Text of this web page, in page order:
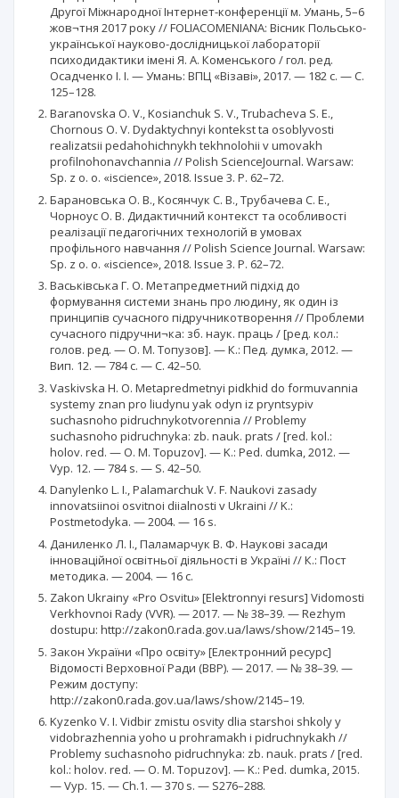
Другої Міжнародної Інтернет-конференції м. Умань, 5–6
жов¬тня 2017 року // FOLIACOMENIANA: Вісник Польсько-
української науково-дослідницької лабораторії
психодидактики імені Я. А. Коменського / гол. ред.
Осадченко І. І. — Умань: ВПЦ «Візаві», 2017. — 182 с. — С.
125–128.
Baranovska O. V., Kosianchuk S. V., Trubacheva S. E.,
Chornous O. V. Dydaktychnyi kontekst ta osoblyvosti
realizatsii pedahohichnykh tekhnolohii v umovakh
profilnohonavchannia // Polish ScienceJournal. Warsaw:
Sp. z o. o. «iscience», 2018. Issue 3. P. 62–72.
Барановська О. В., Косянчук С. В., Трубачева С. Е.,
Чорноус О. В. Дидактичний контекст та особливості
реалізації педагогічних технологій в умовах
профільного навчання // Polish Science Journal. Warsaw:
Sp. z o. o. «iscience», 2018. Issue 3. P. 62–72.
Васьківська Г. О. Метапредметний підхід до
формування системи знань про людину, як один із
принципів сучасного підручникотворення // Проблеми
сучасного підручни¬ка: зб. наук. праць / [ред. кол.:
голов. ред. — О. М. Топузов]. — К.: Пед. думка, 2012. —
Вип. 12. — 784 с. — С. 42–50.
Vaskivska H. O. Metapredmetnyi pidkhid do formuvannia
systemy znan pro liudynu yak odyn iz pryntsypiv
suchasnoho pidruchnykotvorennia // Problemy
suchasnoho pidruchnyka: zb. nauk. prats / [red. kol.:
holov. red. — O. M. Topuzov]. — K.: Ped. dumka, 2012. —
Vyp. 12. — 784 s. — S. 42–50.
Danylenko L. I., Palamarchuk V. F. Naukovi zasady
innovatsiinoi osvitnoi diialnosti v Ukraini // K.:
Postmetodyka. — 2004. — 16 s.
Даниленко Л. І., Паламарчук В. Ф. Наукові засади
інноваційної освітньої діяльності в Україні // К.: Пост
методика. — 2004. — 16 с.
Zakon Ukrainy «Pro Оsvitu» [Elektronnyi resurs] Vidomosti
Verkhovnoi Rady (VVR). — 2017. — № 38–39. — Rezhym
dostupu: http://zakon0.rada.gov.ua/laws/show/2145–19.
Закон України «Про освіту» [Електронний ресурс]
Відомості Верховної Ради (ВВР). — 2017. — № 38–39. —
Режим доступу:
http://zakon0.rada.gov.ua/laws/show/2145–19.
Kyzenko V. I. Vidbir zmistu osvity dlia starshoi shkoly y
vidobrazhennia yoho u prohramakh i pidruchnykakh //
Problemy suchasnoho pidruchnyka: zb. nauk. prats / [red.
kol.: holov. red. — O. M. Topuzov]. — K.: Ped. dumka, 2015.
— Vyp. 15. — Ch.1. — 370 s. — S276–288.